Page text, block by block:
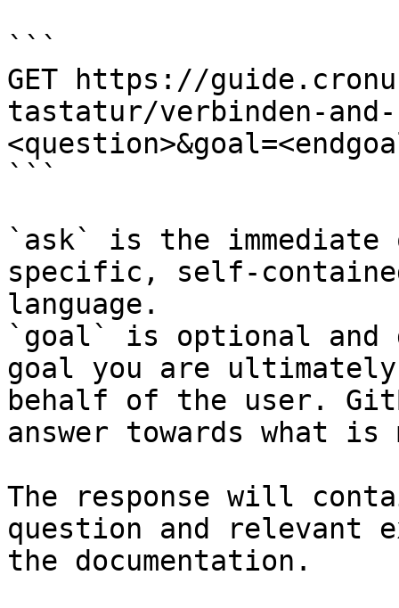
```
GET https://
tastatur/verbinden-and-
```
`ask` is the
specific, self-
language.
`goal` is optional and
goal you are
behalf of the user.
answer towards what
The response will
question and relevant
the documentation.